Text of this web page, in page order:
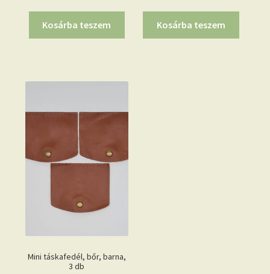
Kosárba teszem Kosárba teszem
Mini táskafedél, bőr, barna,
3 db